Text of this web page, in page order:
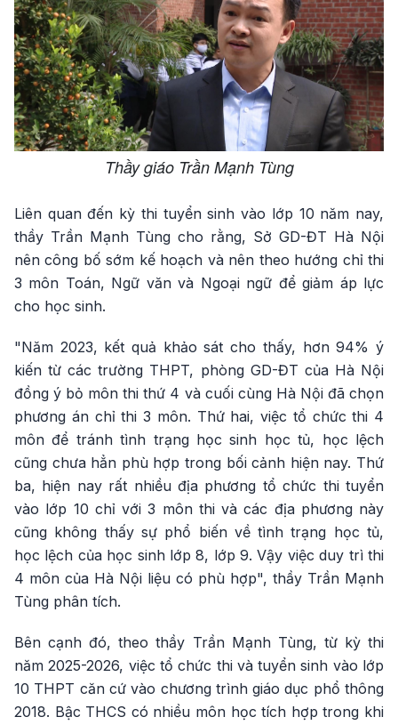
Thầy giáo Trần Mạnh Tùng
Liên quan đến kỳ thi tuyển sinh vào lớp 10 năm nay,
thầy Trần Mạnh Tùng cho rằng, Sở GD-ĐT Hà Nội
nên công bố sớm kế hoạch và nên theo hướng chỉ thi
3 môn Toán, Ngữ văn và Ngoại ngữ để giảm áp lực
cho học sinh.
"Năm 2023, kết quả khảo sát cho thấy, hơn 94% ý
kiến từ các trường THPT, phòng GD-ĐT của Hà Nội
đồng ý bỏ môn thi thứ 4 và cuối cùng Hà Nội đã chọn
phương án chỉ thi 3 môn. Thứ hai, việc tổ chức thi 4
môn để tránh tình trạng học sinh học tủ, học lệch
cũng chưa hẳn phù hợp trong bối cảnh hiện nay. Thứ
ba, hiện nay rất nhiều địa phương tổ chức thi tuyển
vào lớp 10 chỉ với 3 môn thi và các địa phương này
cũng không thấy sự phổ biến về tình trạng học tủ,
học lệch của học sinh lớp 8, lớp 9. Vậy việc duy trì thi
4 môn của Hà Nội liệu có phù hợp", thầy Trần Mạnh
Tùng phân tích.
Bên cạnh đó, theo thầy Trần Mạnh Tùng, từ kỳ thi
năm 2025-2026, việc tổ chức thi và tuyển sinh vào lớp
10 THPT căn cứ vào chương trình giáo dục phổ thông
2018. Bậc THCS có nhiều môn học tích hợp trong khi